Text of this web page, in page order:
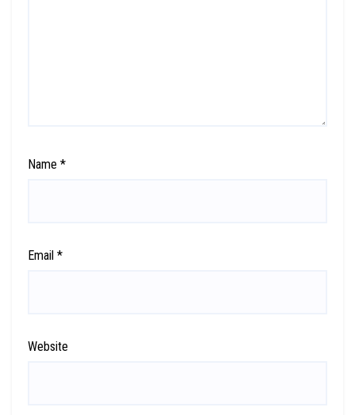
Name *
Email *
Website